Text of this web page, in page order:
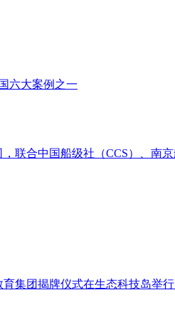
六大案例之一
联合中国船级社（CCS）、南
集团揭牌仪式在生态科技岛